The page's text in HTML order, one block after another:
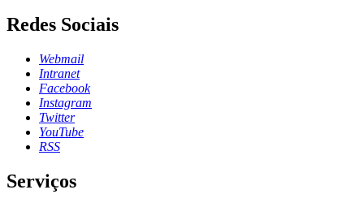
Redes Sociais
Webmail
Intranet
Facebook
Instagram
Twitter
YouTube
RSS
Serviços